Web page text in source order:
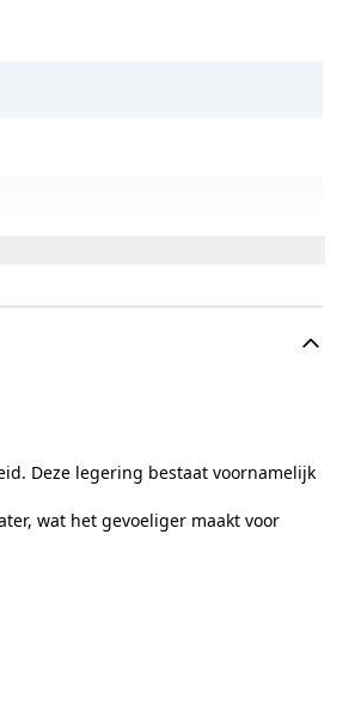
Deze legering bestaat voornamelijk
wat het gevoeliger maakt voor